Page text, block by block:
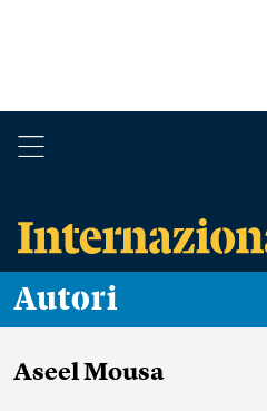
Autori
Aseel Mousa